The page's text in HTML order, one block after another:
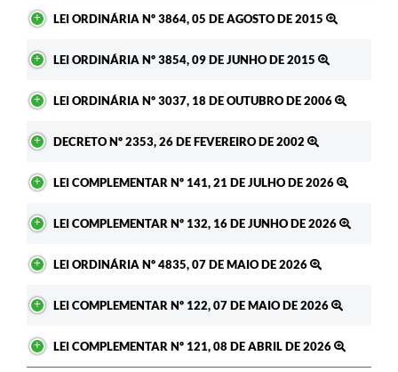
LEI ORDINÁRIA Nº 3864, 05 DE AGOSTO DE 2015
LEI ORDINÁRIA Nº 3854, 09 DE JUNHO DE 2015
LEI ORDINÁRIA Nº 3037, 18 DE OUTUBRO DE 2006
DECRETO Nº 2353, 26 DE FEVEREIRO DE 2002
LEI COMPLEMENTAR Nº 141, 21 DE JULHO DE 2026
LEI COMPLEMENTAR Nº 132, 16 DE JUNHO DE 2026
LEI ORDINÁRIA Nº 4835, 07 DE MAIO DE 2026
LEI COMPLEMENTAR Nº 122, 07 DE MAIO DE 2026
LEI COMPLEMENTAR Nº 121, 08 DE ABRIL DE 2026